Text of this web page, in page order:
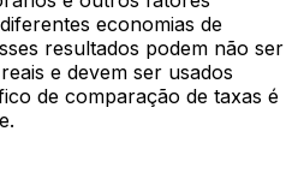
economias de
resultados podem não ser
e devem ser usados
de comparação de taxas é